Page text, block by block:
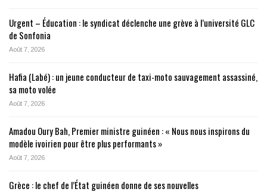
Urgent – Éducation : le syndicat déclenche une grève à l’université GLC
de Sonfonia
Août 7, 2026
Hafia (Labé) : un jeune conducteur de taxi-moto sauvagement assassiné,
sa moto volée
Août 7, 2026
Amadou Oury Bah, Premier ministre guinéen : « Nous nous inspirons du
modèle ivoirien pour être plus performants »
Août 7, 2026
Grèce : le chef de l’État guinéen donne de ses nouvelles